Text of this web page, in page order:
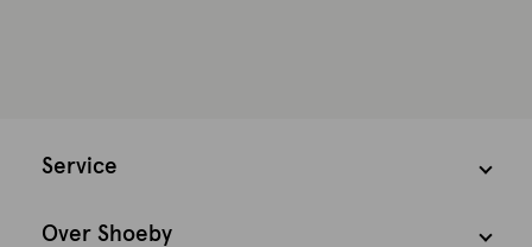
Service
Over Shoeby